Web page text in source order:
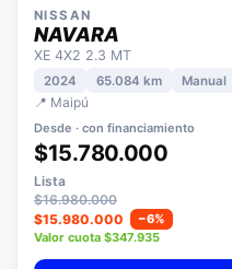
NISSAN
NAVARA
XE 4X2 2.3 MT
2024
📍 Maipú
Desde · con financiamiento
$15.780.000
Lista
$16.980.000
$15.980.000
−6%
Valor cuota $347.935